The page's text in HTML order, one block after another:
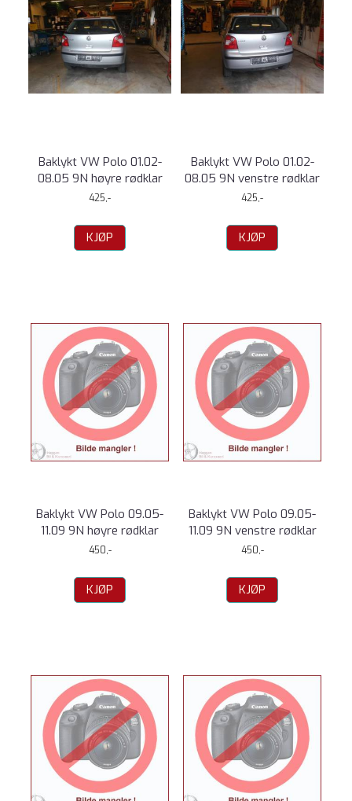
Baklykt VW Polo 01.02-
08.05 9N høyre rødklar
425,-
KJØP
Baklykt VW Polo 01.02-
08.05 9N venstre rødklar
425,-
KJØP
Baklykt VW Polo 09.05-
11.09 9N høyre rødklar
450,-
KJØP
Baklykt VW Polo 09.05-
11.09 9N venstre rødklar
450,-
KJØP